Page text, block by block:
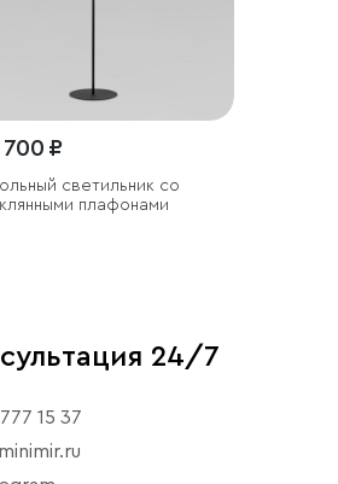
₽
светильник со
плафонами
24/7
15 37